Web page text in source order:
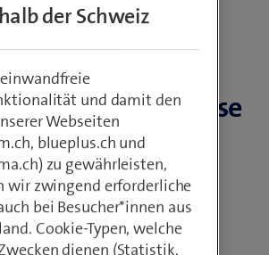
nahtlose,
und
Kundenerlebnisse
hinweg.
mit massgeschneiderten
im Cloud Contact Center die
der Schweiz
und damit den
Webseiten
blueplus.ch und
zu gewährleisten,
wir zwingend erforderliche
bei Besucher*innen aus
Cookie-Typen, welche
dienen (Statistik,